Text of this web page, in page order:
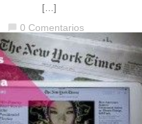
[…]
chat_bubble 0 Comentarios